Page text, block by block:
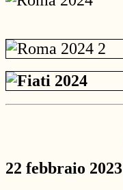
22 febbraio 2023